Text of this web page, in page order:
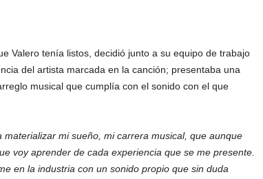
Valero tenía listos, decidió junto a su equipo de trabajo
del artista marcada en la canción; presentaba una
musical que cumplía con el sonido con el que
mi sueño, mi carrera musical, que aunque
voy aprender de cada experiencia que se me presente.
en la industria con un sonido propio que sin duda